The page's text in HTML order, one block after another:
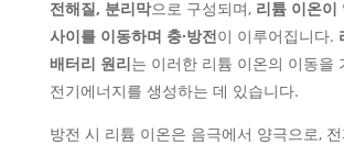
전해질, 분리막으로 구성되며, 리튬 이온이
사이를 이동하며 충∙방전이 이루어집니다.
배터리 원리는 이러한 리튬 이온의 이동을
전기에너지를 생성하는 데 있습니다.
방전 시 리튬 이온은 음극에서 양극으로,